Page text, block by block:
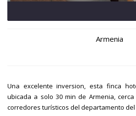
Armenia
Una excelente inversion, esta finca
ubicada a solo 30 min de Armenia,
corredores turísticos del departamento del